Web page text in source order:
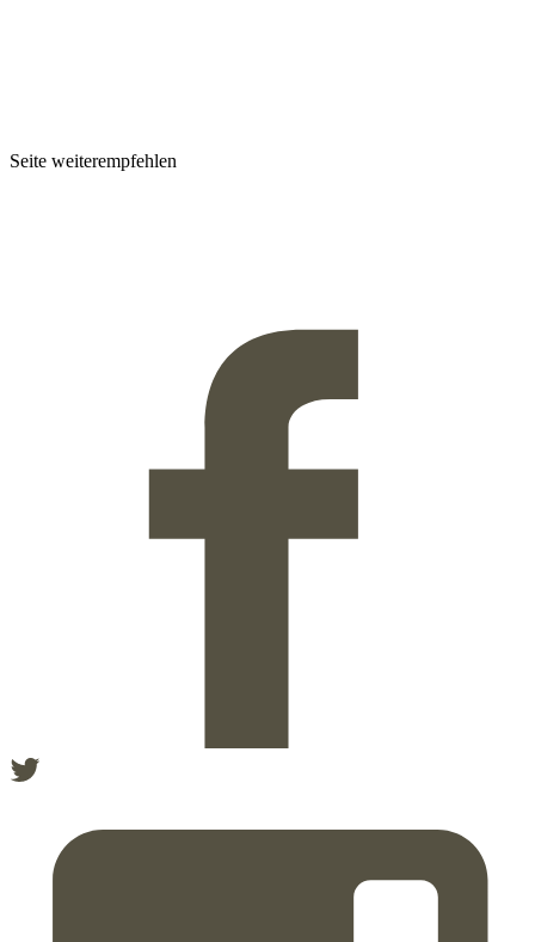
Seite weiterempfehlen